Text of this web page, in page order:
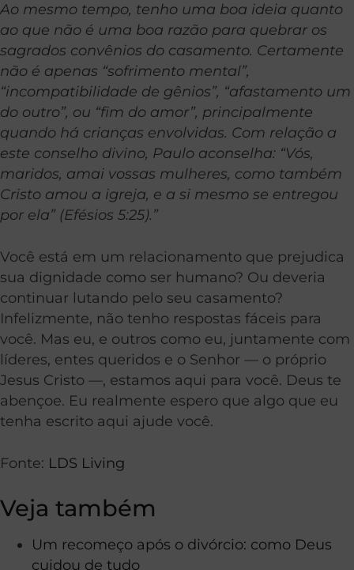
Ao mesmo tempo, tenho uma boa ideia quanto
ao que não é uma boa razão para quebrar os
sagrados convênios do casamento. Certamente
não é apenas “sofrimento mental”,
“incompatibilidade de gênios”, “afastamento um
do outro”, ou “fim do amor”, principalmente
quando há crianças envolvidas. Com relação a
este conselho divino, Paulo aconselha: “Vós,
maridos, amai vossas mulheres, como também
Cristo amou a igreja, e a si mesmo se entregou
por ela” (Efésios 5:25).”
Você está em um relacionamento que prejudica
sua dignidade como ser humano? Ou deveria
continuar lutando pelo seu casamento?
Infelizmente, não tenho respostas fáceis para
você. Mas eu, e outros como eu, juntamente com
líderes, entes queridos e o Senhor — o próprio
Jesus Cristo —, estamos aqui para você. Deus te
abençoe. Eu realmente espero que algo que eu
tenha escrito aqui ajude você.
Fonte: LDS Living
Veja também
Um recomeço após o divórcio: como Deus
cuidou de tudo